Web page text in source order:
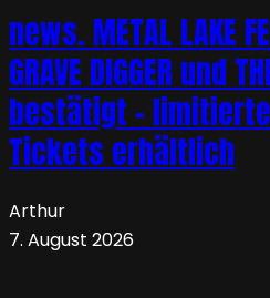
news. METAL LAKE
GRAVE DIGGER und
bestätigt –
Tickets erhältlich
Arthur
7. August 2026